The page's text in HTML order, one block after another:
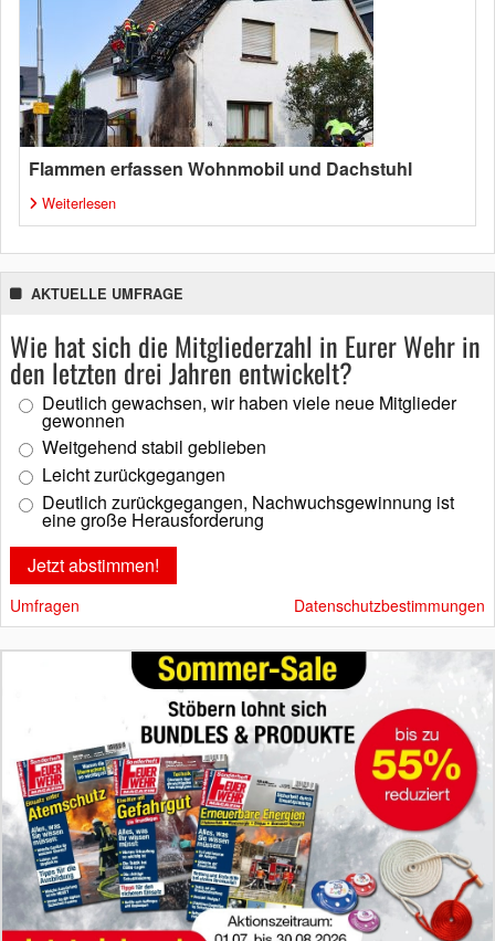
Flammen erfassen Wohnmobil und Dachstuhl
Weiterlesen
AKTUELLE UMFRAGE
Wie hat sich die Mitgliederzahl in Eurer Wehr in
den letzten drei Jahren entwickelt?
Deutlich gewachsen, wir haben viele neue Mitglieder
gewonnen
Weitgehend stabil geblieben
Leicht zurückgegangen
Deutlich zurückgegangen, Nachwuchsgewinnung ist
eine große Herausforderung
Umfragen Datenschutzbestimmungen